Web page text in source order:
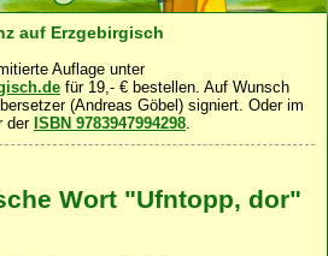
auf Erzgebirgisch
Auflage unter
für 19,- € bestellen. Auf Wunsch
(Andreas Göbel) signiert. Oder im
der ISBN 9783947994298.
Wort "Ufntopp, dor"